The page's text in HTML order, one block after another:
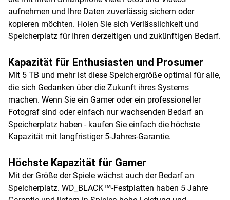
aufnehmen und Ihre Daten zuverlässig sichern oder
kopieren möchten. Holen Sie sich Verlässlichkeit und
Speicherplatz für Ihren derzeitigen und zukünftigen Bedarf.
Kapazität für Enthusiasten und Prosumer
Mit 5 TB und mehr ist diese Speichergröße optimal für alle,
die sich Gedanken über die Zukunft ihres Systems
machen. Wenn Sie ein Gamer oder ein professioneller
Fotograf sind oder einfach nur wachsenden Bedarf an
Speicherplatz haben - kaufen Sie einfach die höchste
Kapazität mit langfristiger 5-Jahres-Garantie.
Höchste Kapazität für Gamer
Mit der Größe der Spiele wächst auch der Bedarf an
Speicherplatz. WD_BLACK™-Festplatten haben 5 Jahre